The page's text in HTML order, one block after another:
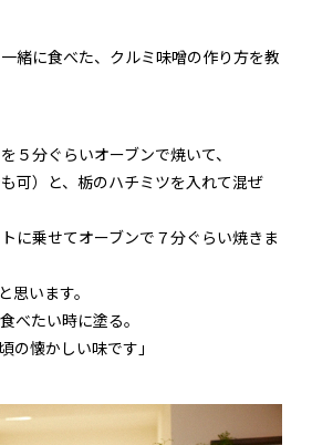
一緒に食べた、クルミ味噌の作り方を教
を５分ぐらいオーブンで焼いて、
可）と、栃のハチミツを入れて混ぜ
に乗せてオーブンで７分ぐらい焼きま
思います。
べたい時に塗る。
の懐かしい味です」